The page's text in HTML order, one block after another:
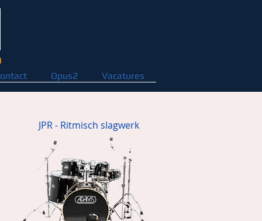
Opus2 Vacatures
JPR - Ritmisch slagwerk